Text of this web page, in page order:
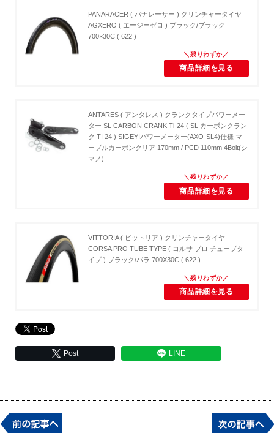
PANARACER ( パナレーサー ) クリンチャータイヤ
AGXERO ( エージーゼロ ) ブラック/ブラック
700×30C ( 622 )
商品詳細を見る
ANTARES ( アンタレス ) クランクタイプパワーメー
ター SL CARBON CRANK Ti-24 ( SL カーボンクラン
ク TI 24 ) SIGEYIパワーメーター(AXO-SL4)仕様 マ
ーブルカーボンクリア 170mm / PCD 110mm 4Bolt(シ
マノ)
商品詳細を見る
VITTORIA ( ビットリア ) クリンチャータイヤ
CORSA PRO TUBE TYPE ( コルサ プロ チューブタ
イプ ) ブラック/パラ 700X30C ( 622 )
商品詳細を見る
Post LINE